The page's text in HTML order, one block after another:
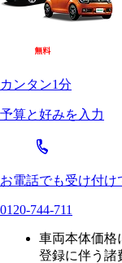
カンタン1分
予算と好みを入力
お電話でも受け付け
0120-744-711
車両本体価格
登録に伴う諸